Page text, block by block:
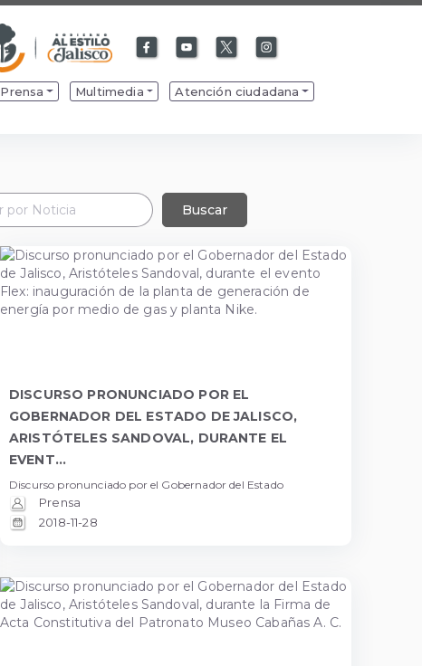
Facebook
de
Gobierno
de
Youtube
de
Gobierno
de
X
de
Gobierno
de
Instagram
de
Gobierno
de
Prensa Multimedia
Atención ciudadana
Buscar
DISCURSO PRONUNCIADO POR EL
GOBERNADOR DEL ESTADO DE JALISCO,
ARISTÓTELES SANDOVAL, DURANTE EL
EVENT...
Discurso pronunciado por el Gobernador del Estado
Prensa
2018-11-28